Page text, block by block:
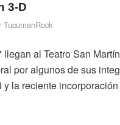
3-D
TucumanRock
llegan al Teatro San
por algunos de sus
y la reciente